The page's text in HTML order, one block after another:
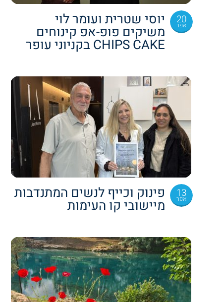
20
אפר יוסי שטרית ועומר לוי
משיקים פופ-אפ קינוחים
CHIPS CAKE בקניוני עופר
13
אפר פינוק וכייף לנשים המתנדבות
מיישובי קו העימות